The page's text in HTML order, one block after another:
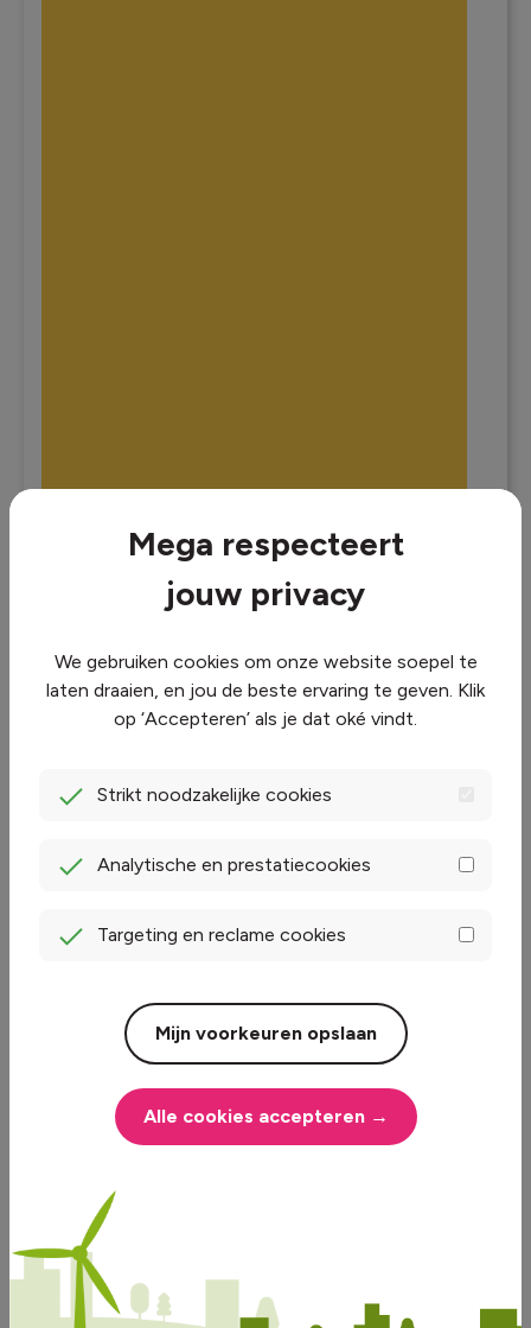
Mega respecteert
jouw privacy
We gebruiken cookies om onze website soepel te
laten draaien, en jou de beste ervaring te geven. Klik
op ‘Accepteren’ als je dat oké vindt.
Strikt noodzakelijke cookies
Analytische en prestatiecookies
Targeting en reclame cookies
Mijn voorkeuren opslaan
Alle cookies accepteren →